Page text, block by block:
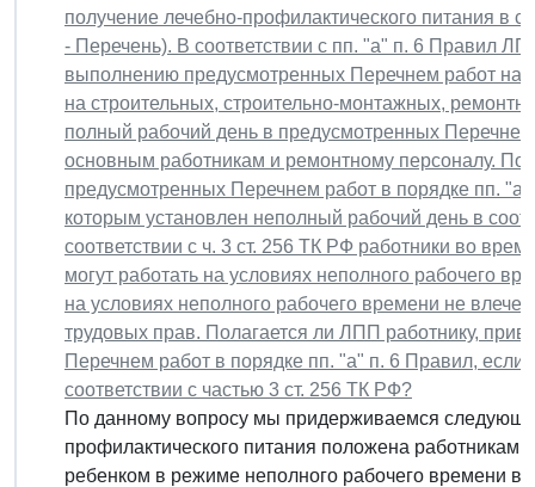
получение лечебно-профилактического питания в
- Перечень). В соответствии с пп. "а" п. 6 Правил
выполнению предусмотренных Перечнем работ на
на строительных, строительно-монтажных,
полный рабочий день в предусмотренных
основным работникам и ремонтному персоналу.
предусмотренных Перечнем работ в порядке пп.
которым установлен неполный рабочий день в
соответствии с ч. 3 ст. 256 ТК РФ работники во
могут работать на условиях неполного рабочего
на условиях неполного рабочего времени не
трудовых прав. Полагается ли ЛПП работнику,
Перечнем работ в порядке пп. "а" п. 6 Правил,
соответствии с частью 3 ст. 256 ТК РФ?
По данному вопросу мы придерживаемся
профилактического питания положена
ребенком в режиме неполного рабочего времени в